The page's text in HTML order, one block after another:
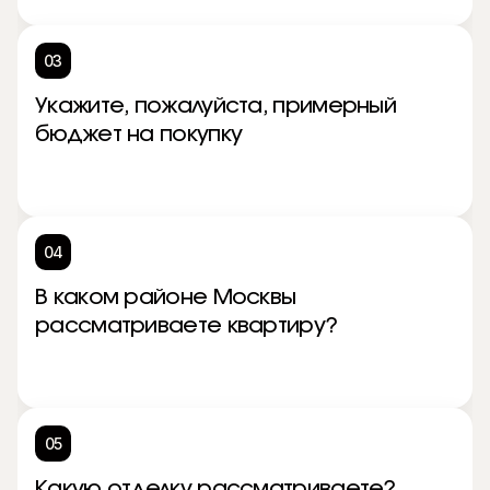
03
Укажите, пожалуйста, примерный
бюджет на покупку
04
В каком районе Москвы
рассматриваете квартиру?
05